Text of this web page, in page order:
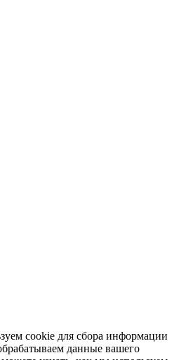
cookie для сбора информации
данные вашего